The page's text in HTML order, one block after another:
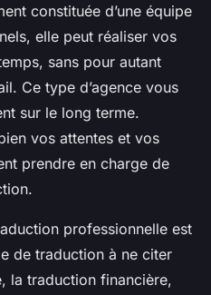
constituée d’une équipe
elle peut réaliser vos
sans pour autant
Ce type d’agence vous
sur le long terme.
vos attentes et vos
prendre en charge de
professionnelle est
de traduction à ne citer
la traduction financière,